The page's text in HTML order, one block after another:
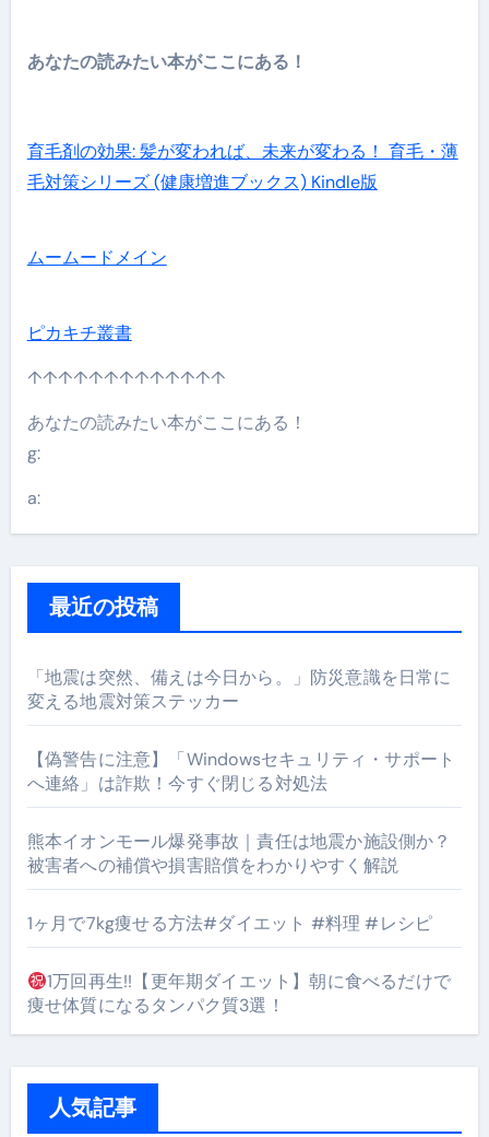
あなたの読みたい本がここにある！
育毛剤の効果: 髪が変われば、未来が変わる！ 育毛・薄
毛対策シリーズ (健康増進ブックス) Kindle版
ムームードメイン
ピカキチ叢書
↑↑↑↑↑↑↑↑↑↑↑↑↑
あなたの読みたい本がここにある！
g:
a:
最近の投稿
「地震は突然、備えは今日から。」防災意識を日常に
変える地震対策ステッカー
【偽警告に注意】「Windowsセキュリティ・サポート
へ連絡」は詐欺！今すぐ閉じる対処法
熊本イオンモール爆発事故｜責任は地震か施設側か？
被害者への補償や損害賠償をわかりやすく解説
1ヶ月で7kg痩せる方法#ダイエット #料理 #レシピ
1万回再生!!【更年期ダイエット】朝に食べるだけで
痩せ体質になるタンパク質3選！
人気記事